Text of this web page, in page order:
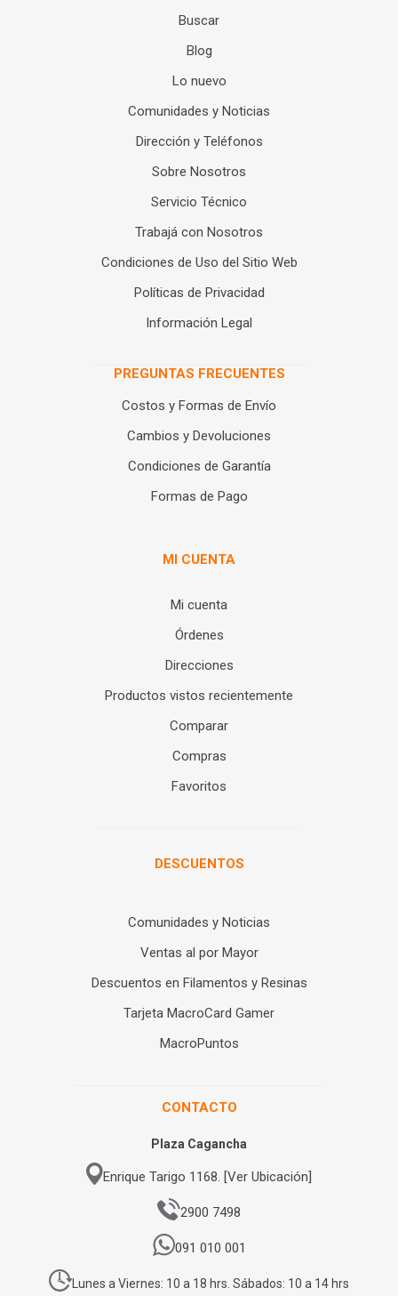
Buscar
Blog
Lo nuevo
Comunidades y Noticias
Dirección y Teléfonos
Sobre Nosotros
Servicio Técnico
Trabajá con Nosotros
Condiciones de Uso del Sitio Web
Políticas de Privacidad
Información Legal
PREGUNTAS FRECUENTES
Costos y Formas de Envío
Cambios y Devoluciones
Condiciones de Garantía
Formas de Pago
MI CUENTA
Mi cuenta
Órdenes
Direcciones
Productos vistos recientemente
Comparar
Compras
Favoritos
DESCUENTOS
Comunidades y Noticias
Ventas al por Mayor
Descuentos en Filamentos y Resinas
Tarjeta MacroCard Gamer
MacroPuntos
CONTACTO
Plaza Cagancha
Enrique Tarigo 1168. [Ver Ubicación]
2900 7498
091 010 001
Lunes a Viernes: 10 a 18 hrs. Sábados: 10 a 14 hrs